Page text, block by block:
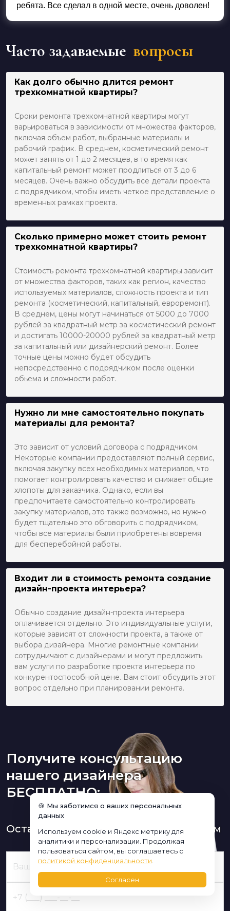
ребята. Все сделал в одной месте, очень доволен!
Часто задаваемые вопросы
Как долго обычно длится ремонт
трехкомнатной квартиры?
Сроки ремонта трехкомнатной квартиры могут
варьироваться в зависимости от множества факторов,
включая объем работ, выбранные материалы и
рабочий график. В среднем, косметический ремонт
может занять от 1 до 2 месяцев, в то время как
капитальный ремонт может продлиться от 3 до 6
месяцев. Очень важно обсудить все детали проекта
с подрядчиком, чтобы иметь четкое представление о
временных рамках проекта.
Сколько примерно может стоить ремонт
трехкомнатной квартиры?
Стоимость ремонта трехкомнатной квартиры зависит
от множества факторов, таких как регион, качество
используемых материалов, сложность проекта и тип
ремонта (косметический, капитальный, евроремонт).
В среднем, цены могут начинаться от 5000 до 7000
рублей за квадратный метр за косметический ремонт
и достигать 10000-20000 рублей за квадратный метр
за капитальный или дизайнерский ремонт. Более
точные цены можно будет обсудить
непосредственно с подрядчиком после оценки
обьема и сложности работ.
Нужно ли мне самостоятельно покупать
материалы для ремонта?
Это зависит от условий договора с подрядчиком.
Некоторые компании предоставляют полный сервис,
включая закупку всех необходимых материалов, что
помогает контролировать качество и снижает общие
хлопоты для заказчика. Однако, если вы
предпочитаете самостоятельно контролировать
закупку материалов, это также возможно, но нужно
будет тщательно это обговорить с подрядчиком,
чтобы все материалы были приобретены вовремя
для бесперебойной работы.
Входит ли в стоимость ремонта создание
дизайн-проекта интерьера?
Обычно создание дизайн-проекта интерьера
оплачивается отдельно. Это индивидуальные услуги,
которые зависят от сложности проекта, а также от
выбора дизайнера. Многие ремонтные компании
сотрудничают с дизайнерами и могут предложить
вам услуги по разработке проекта интерьера по
конкурентоспособной цене. Вам стоит обсудить этот
вопрос отдельно при планировании ремонта.
Получите консультацию
нашего дизайнера
БЕСПЛАТНО:
Оставьте заявку и мы Вам перезвоним
🍪 Мы заботимся о ваших персональных
данных
Используем cookie и Яндекс метрику для
аналитики и персонализации. Продолжая
пользоваться сайтом, вы соглашаетесь с
политикой конфиденциальности
Согласен